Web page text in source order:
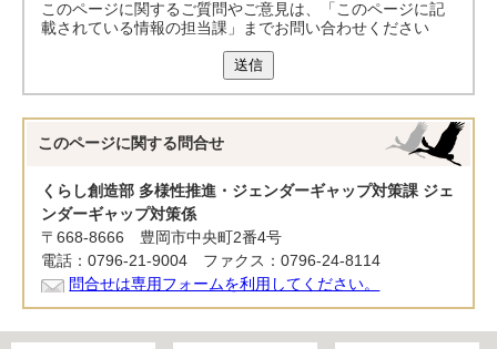
このページに関するご質問やご意見は、「このページに記
載されている情報の担当課」までお問い合わせください
送信
このページに関する 問合せ
くらし創造部 多様性推進・ジェンダーギャップ対策課 ジェ
ンダーギャップ対策係
〒668-8666 豊岡市中央町2番4号
電話：0796-21-9004 ファクス：0796-24-8114
問合せは専用フォームを利用してください。